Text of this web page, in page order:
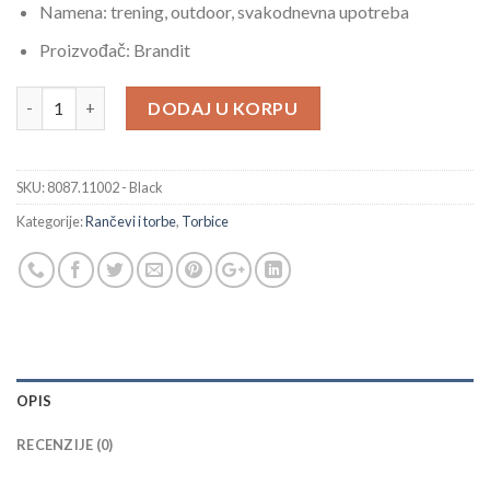
Namena: trening, outdoor, svakodnevna upotreba
Proizvođač: Brandit
DODAJ U KORPU
SKU:8087.11002 - Black
Kategorije:Rančevi i torbe, Torbice
OPIS
RECENZIJE (0)